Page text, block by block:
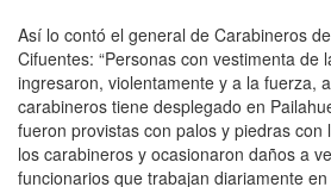
Así lo contó el general de Carabineros
Cifuentes: “Personas con vestimenta de
ingresaron, violentamente y a la fuerza,
carabineros tiene desplegado en
fueron provistas con palos y piedras con
los carabineros y ocasionaron daños a
funcionarios que trabajan diariamente